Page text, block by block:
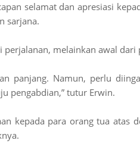
selamat dan apresiasi
sarjana.
melainkan awal dari
panjang. Namun, perlu
pengabdian,” tutur Erwin.
kepada para orang tua atas